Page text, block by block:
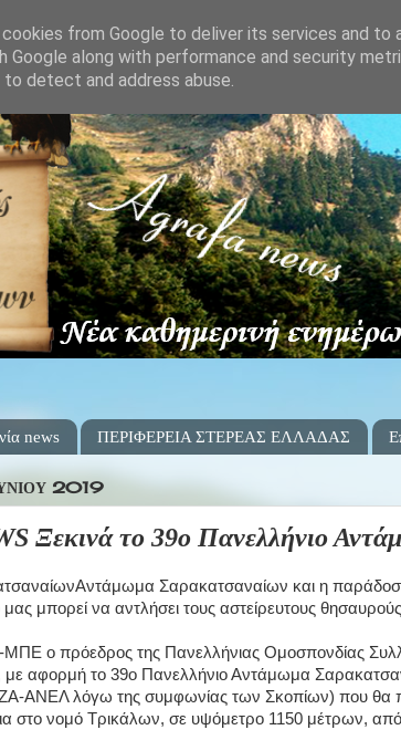
news ΠΕΡΙΦΕΡΕΙΑ ΣΤΕΡΕΑΣ ΕΛΛΑΔΑΣ
2019
Ξεκινά το 39ο Πανελλήνιο
Αντάμωμα Σαρακατσαναίων και η
μπορεί να αντλήσει τους αστείρευτους
ΜΠΕ ο πρόεδρος της Πανελλήνιας Ομοσπονδίας
με αφορμή το 39ο Πανελλήνιο Αντάμωμα
ΑΝΕΛ λόγω της συμφωνίας των Σκοπίων) που θα
στο νομό Τρικάλων, σε υψόμετρο 1150 μέτρων, από
from Google to deliver its services and to
Google along with performance and security
detect and address abuse.